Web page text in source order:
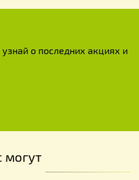
о последних акциях и
могут